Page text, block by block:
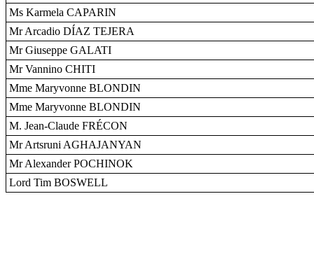
Ms Karmela CAPARIN
Mr Arcadio DÍAZ TEJERA
Mr Giuseppe GALATI
Mr Vannino CHITI
Mme Maryvonne BLONDIN
Mme Maryvonne BLONDIN
M. Jean-Claude FRÉCON
Mr Artsruni AGHAJANYAN
Mr Alexander POCHINOK
Lord Tim BOSWELL